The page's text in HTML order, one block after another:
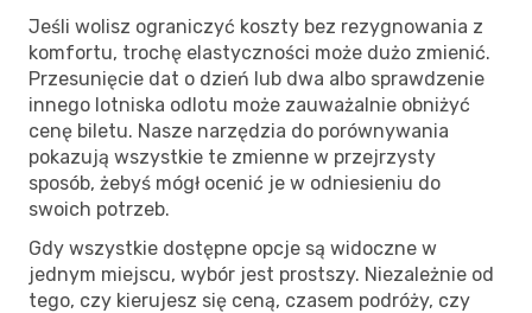
Jeśli wolisz ograniczyć koszty bez rezygnowania z
komfortu, trochę elastyczności może dużo zmienić.
Przesunięcie dat o dzień lub dwa albo sprawdzenie
innego lotniska odlotu może zauważalnie obniżyć
cenę biletu. Nasze narzędzia do porównywania
pokazują wszystkie te zmienne w przejrzysty
sposób, żebyś mógł ocenić je w odniesieniu do
swoich potrzeb.
Gdy wszystkie dostępne opcje są widoczne w
jednym miejscu, wybór jest prostszy. Niezależnie od
tego, czy kierujesz się ceną, czasem podróży, czy